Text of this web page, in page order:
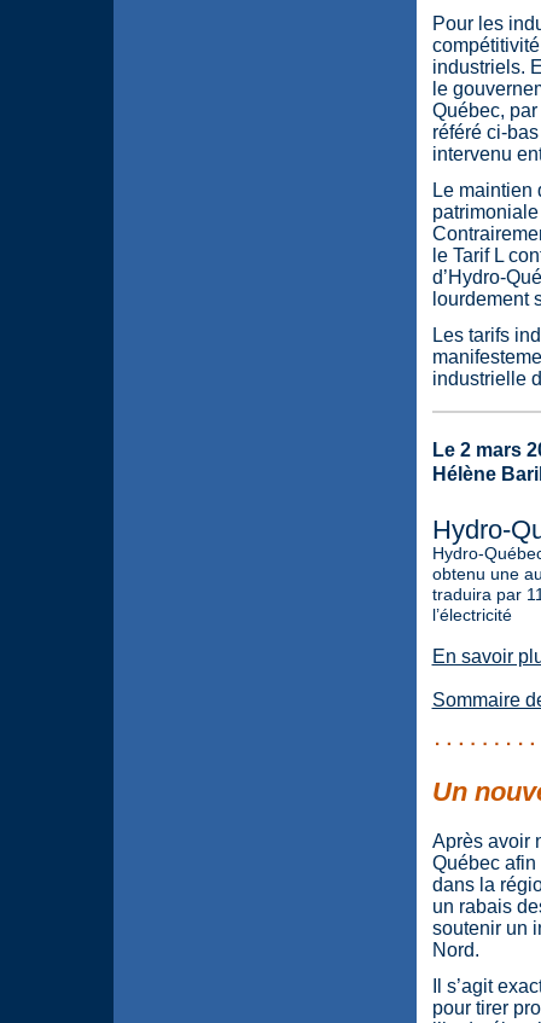
Pour les
industriels.
le
Québec,
référé ci-
intervenu
Le maintien
le Tarif L
d’Hydro-
lourdement
Les tarifs
industrielle
Le 2 mars
Hélène
Hydro-
Hydro-
obtenu une
traduira par
l’électricité
En savoir
Sommaire
Un
Après avoir
Québec
dans la
un rabais
soutenir un
Nord.
Il s’agit
pour tirer